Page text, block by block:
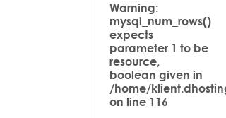
Warning:
mysql_num_rows()
expects
parameter 1 to be
resource,
boolean given in
/home/
on line 116